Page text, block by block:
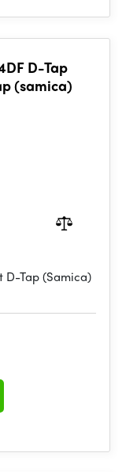
D-Tap
(samica)
D-Tap (Samica)